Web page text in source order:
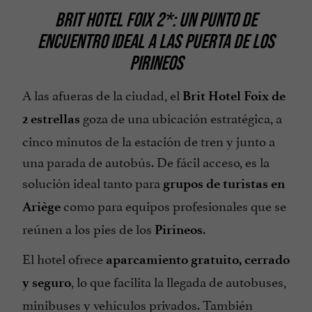
BRIT HOTEL FOIX 2*: UN PUNTO DE
ENCUENTRO IDEAL A LAS PUERTA DE LOS
PIRINEOS
A las afueras de la ciudad, el Brit Hotel Foix de
2 estrellas goza de una ubicación estratégica, a
cinco minutos de la estación de tren y junto a
una parada de autobús. De fácil acceso, es la
solución ideal tanto para grupos de turistas en
Ariège como para equipos profesionales que se
reúnen a los pies de los Pirineos.
El hotel ofrece aparcamiento gratuito, cerrado
y seguro, lo que facilita la llegada de autobuses,
minibuses y vehículos privados. También